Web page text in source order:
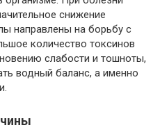
снижение
направлены на борьбу с
количество токсинов
слабости и тошноты,
водный баланс, а именно